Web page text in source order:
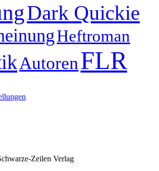
Dark Quickie
Heftroman
AutorenFLR
Zeilen Verlag